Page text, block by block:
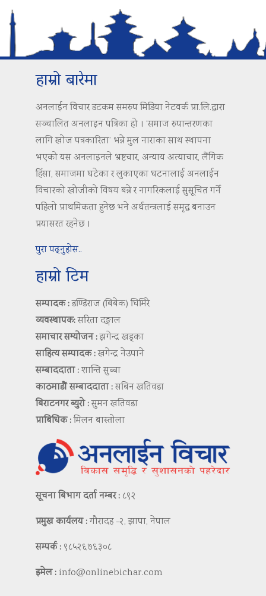
हाम्रो बारेमा
अनलाईन विचार डटकम समरुप मिडिया नेटवर्क प्रा.लि.द्वारा
सञ्चालित अनलाइन पत्रिका हो । ‘समाज रुपान्तरणका
लागि खोज पत्रकारिता’ भन्ने मुल नाराका साथ स्थापना
भएको यस अनलाइनले भ्रष्टचार, अन्याय अत्याचार, लैंगिक
हिंसा, समाजमा घटेका र लुकाएका घटनालाई अनलाईन
विचारको खोजीको विषय बन्ने र नागरिकलाई सुसूचित गर्ने
पहिलो प्राथमिकता हुनेछ भने अर्थतन्त्रलाई समृद्ध बनाउन
प्रयासरत रहनेछ ।
पुरा पढ्नुहोस..
हाम्रो टिम
सम्पादक :डण्डिराज (बिबेक) घिमिरे
व्यवस्थापक:सरिता दङ्गाल
समाचार सम्योजन :झगेन्द्र खड्का
साहित्य सम्पादक :खगेन्द्र नेउपाने
सम्बाददाता :शान्ति सुब्बा
काठमाडौं सम्बाददाता :सबिन खतिवडा
बिराटनगर ब्युरो :सुमन खतिवडा
प्राबिधिक :मिलन बास्तोला
सूचना बिभाग दर्ता नम्बर : ८९२
प्रमुख कार्यलय :गौरादह -२, झापा, नेपाल
सम्पर्क : ९८५२६७६३०८
इमेल : info@onlinebichar.com